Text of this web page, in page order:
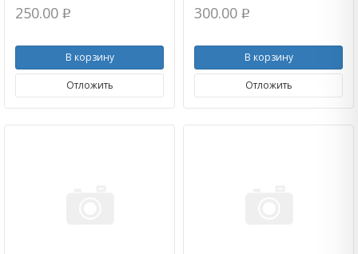
250.00 p
В корзину
Отложить
300.00 p
В корзину
Отложить